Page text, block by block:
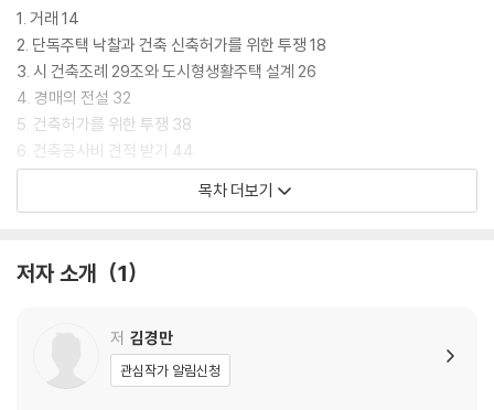
1. 거래 14
2. 단독주택 낙찰과 건축 신축허가를 위한 투쟁 18
3. 시 건축조례 29조와 도시형생활주택 설계 26
4. 경매의 전설 32
5. 건축허가를 위한 투쟁 38
6. 건축공사비 견적 받기 44
7. 건축공사 계약하기 50
8. 단독주택 철거와 엘리베이터 선택하기 56
11. 울란바토르 피렌체하우스 74
13. 호텔 같은 고시원 영업준비 88
14. 준공 및 청소 94
15. 준공 기념선물 101
목차 더보기
저자 소개 1
저 김경만
관심작가 알림신청